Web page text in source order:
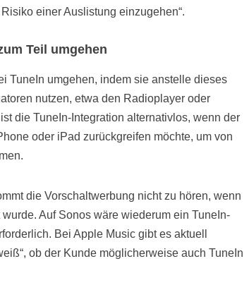
einer Auslistung einzugehen“.
Teil umgehen
TuneIn umgehen, indem sie anstelle dieses
nutzen, etwa den Radioplayer oder
die TuneIn-Integration alternativlos, wenn der
oder iPad zurückgreifen möchte, um von
die Vorschaltwerbung nicht zu hören, wenn
wurde. Auf Sonos wäre wiederum ein TuneIn-
Bei Apple Music gibt es aktuell
ob der Kunde möglicherweise auch TuneIn